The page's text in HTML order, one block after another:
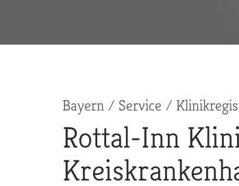
Pfadnavigation
Bayern Service
Rottal-Inn